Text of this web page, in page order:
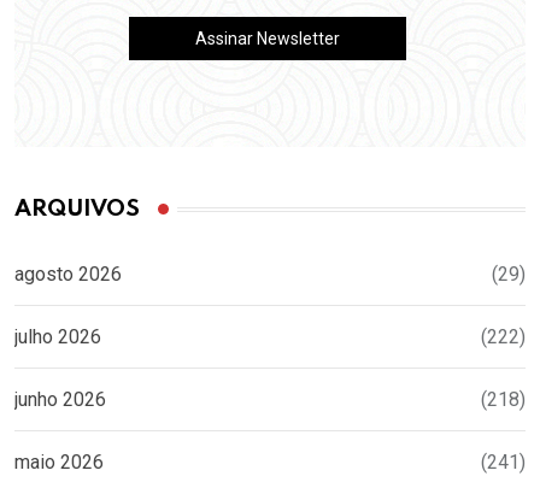
ARQUIVOS
agosto 2026 (29)
julho 2026 (222)
junho 2026 (218)
maio 2026 (241)